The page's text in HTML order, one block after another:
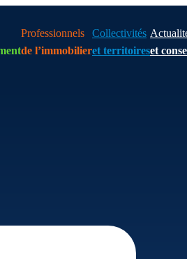
Professionnels
de l’immobilier
Collectivités
et territoireset